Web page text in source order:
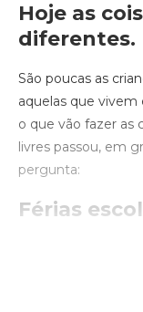
Hoje as
diferentes.
São poucas as
aquelas que
o que vão fazer as
livres passou, em
pergunta:
Férias